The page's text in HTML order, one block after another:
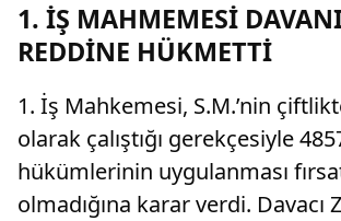
1. İŞ MAHMEMESİ
REDDİNE HÜKMETTİ
1. İş Mahkemesi, S.M.’nin
olarak çalıştığı gerekçesiyle
hükümlerinin uygulanması
olmadığına karar verdi. Davacı